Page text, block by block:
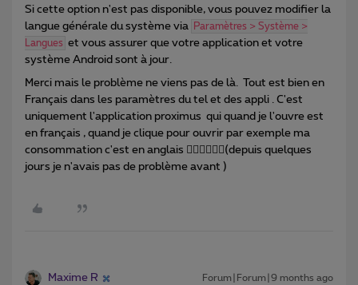
Si cette option n'est pas disponible, vous pouvez modifier la
langue générale du système via
Paramètres > Système >
Langues et vous assurer que votre application et votre
système Android sont à jour.
Merci mais le problème ne viens pas de là. Tout est bien en
Français dans les paramètres du tel et des appli . C'est
uniquement l'application proximus qui quand je l'ouvre est
en français , quand je clique pour ouvrir par exemple ma
consommation c'est en anglais 🤷🏻‍♀️🤦🏻‍♀️(depuis quelques
jours je n'avais pas de problème avant )
Maxime R Forum|Forum|9 months ago